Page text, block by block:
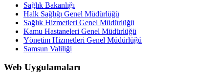
Sağlık Bakanlığı
Halk Sağlığı Genel Müdürlüğü
Sağlık Hizmetleri Genel Müdürlüğü
Kamu Hastaneleri Genel Müdürlüğü
Yönetim Hizmetleri Genel Müdürlüğü
Samsun Valiliği
Web Uygulamaları